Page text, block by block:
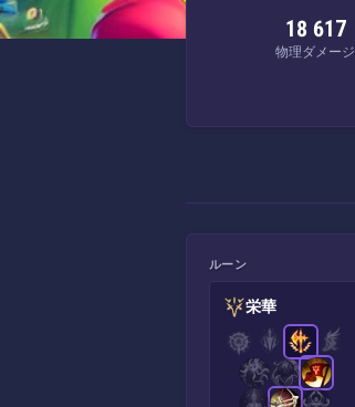
18 617
物理ダメージ
ルーン
栄華